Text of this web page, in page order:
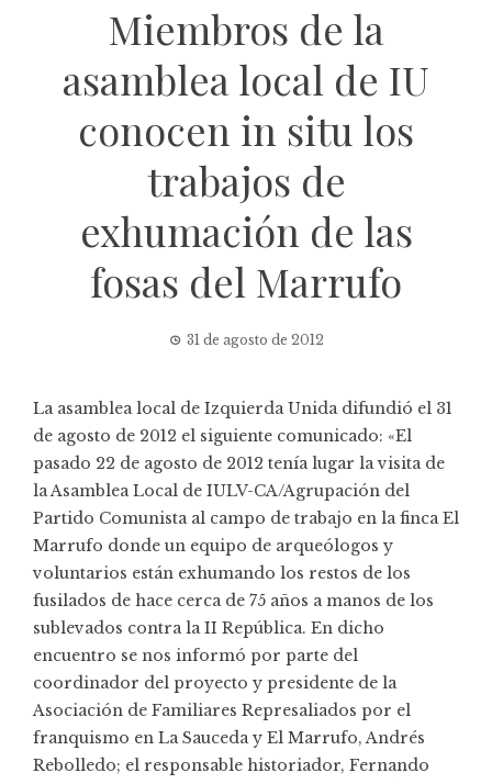
Miembros de la
asamblea local de IU
conocen in situ los
trabajos de
exhumación de las
fosas del Marrufo
31 de agosto de 2012
La asamblea local de Izquierda Unida difundió el 31
de agosto de 2012 el siguiente comunicado: «El
pasado 22 de agosto de 2012 tenía lugar la visita de
la Asamblea Local de IULV-CA/Agrupación del
Partido Comunista al campo de trabajo en la finca El
Marrufo donde un equipo de arqueólogos y
voluntarios están exhumando los restos de los
fusilados de hace cerca de 75 años a manos de los
sublevados contra la II República. En dicho
encuentro se nos informó por parte del
coordinador del proyecto y presidente de la
Asociación de Familiares Represaliados por el
franquismo en La Sauceda y El Marrufo, Andrés
Rebolledo; el responsable historiador, Fernando